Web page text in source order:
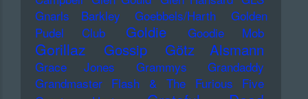
Gnarls Barkley
Goebbels/Harth
Golden
Pudel Club
Goldie Goodie Mob
Gorillaz Gossip Götz Alsmann
Grace Jones Grammys
Grandaddy
Grandmaster Flash & The Furious Five